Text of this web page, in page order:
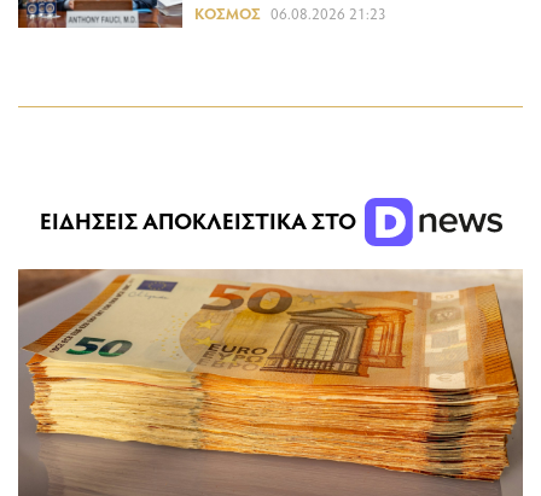
ΚΌΣΜΟΣ 06.08.2026 21:23
ΕΙΔΗΣΕΙΣ ΑΠΟΚΛΕΙΣΤΙΚΑ ΣΤΟ